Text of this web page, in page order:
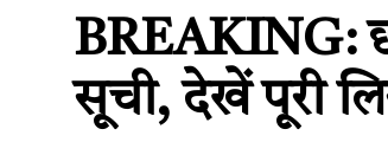
BREAKING:
सूची, देखें पूरी